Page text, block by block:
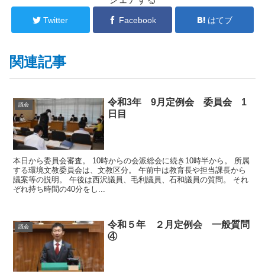
Twitter Facebook はてブ
関連記事
議会
令和3年 9月定例会 委員会 1
日目
本日から委員会審査。 10時からの会派総会に続き10時半から。 所属
する環境文教委員会は、文教区分。 午前中は教育長や担当課長から
議案等の説明。 午後は西沢議員、毛利議員、石和議員の質問。 それ
ぞれ持ち時間の40分をし...
議会
令和５年 ２月定例会 一般質問
④